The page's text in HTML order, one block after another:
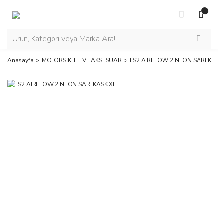
Anasayfa MOTORSİKLET VE AKSESUAR LS2 AIRFLOW 2 NEON SARI